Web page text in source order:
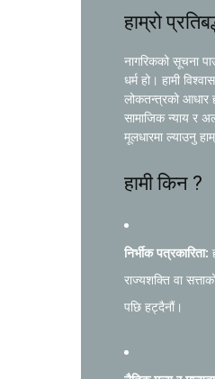
हाम्रो
नागरिकको सूचना
धर्म हो। हामी
लोकतन्त्रको आधार
सामाजिक न्याय र
मूलधारमा ल्याउनु
हामी किन ?
निर्भीक पत्रकारिता:
राज्यशक्ति वा
पछि हट्दैनौं।